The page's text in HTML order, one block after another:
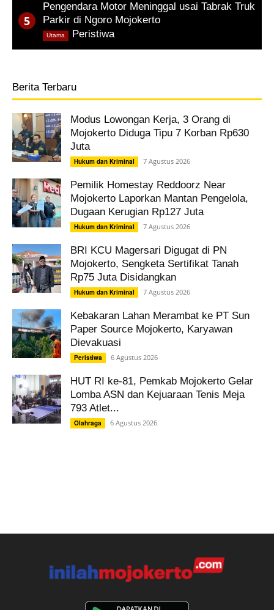
Pengendara Motor Meninggal usai Tabrak Truk
Parkir di Ngoro Mojokerto
Peristiwa,
Utama
Berita Terbaru
Modus Lowongan Kerja, 3 Orang di
Mojokerto Diduga Tipu 7 Korban Rp630
Juta
Hukum dan Kriminal 7 Agustus 2026
Pemilik Homestay Reddoorz Near
Mojokerto Laporkan Mantan Pengelola,
Dugaan Kerugian Rp127 Juta
Hukum dan Kriminal 7 Agustus 2026
BRI KCU Magersari Digugat di PN
Mojokerto, Sengketa Sertifikat Tanah
Rp75 Juta Disidangkan
Hukum dan Kriminal 7 Agustus 2026
Kebakaran Lahan Merambat ke PT Sun
Paper Source Mojokerto, Karyawan
Dievakuasi
Peristiwa 6 Agustus 2026
HUT RI ke-81, Pemkab Mojokerto Gelar
Lomba ASN dan Kejuaraan Tenis Meja
793 Atlet...
Olahraga 6 Agustus 2026